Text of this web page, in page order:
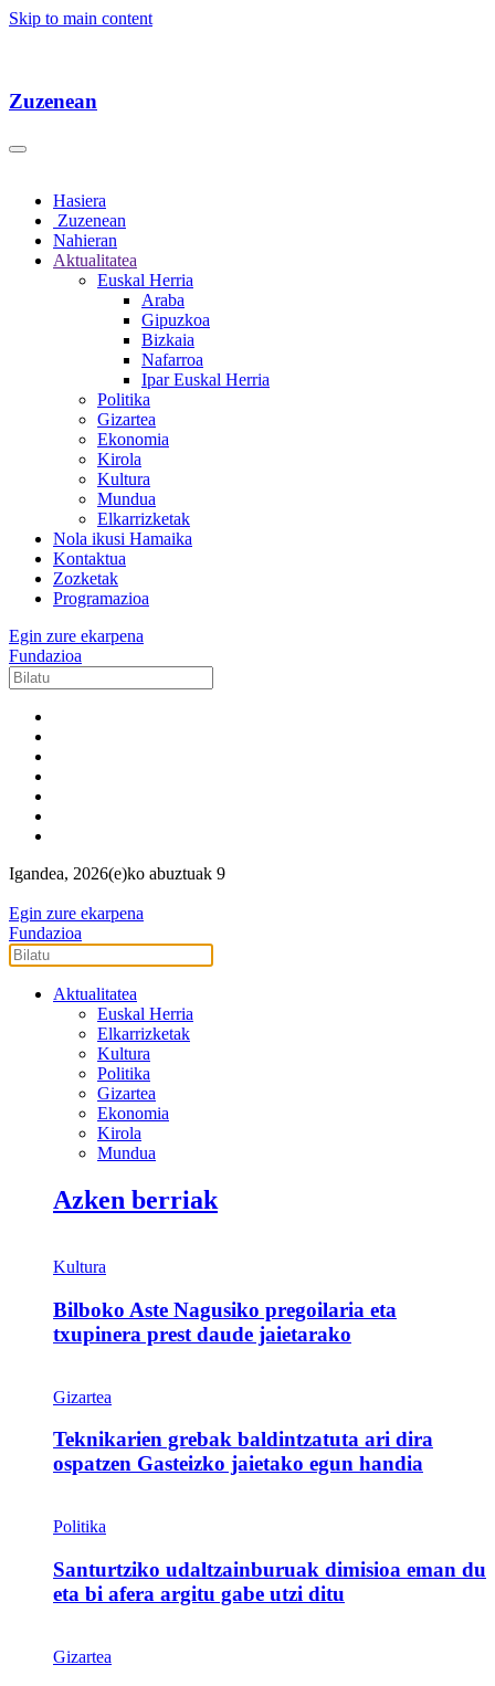
Skip to main content
Zuzenean
Hasiera
Zuzenean
Nahieran
Aktualitatea
Euskal Herria
Araba
Gipuzkoa
Bizkaia
Nafarroa
Ipar Euskal Herria
Politika
Gizartea
Ekonomia
Kirola
Kultura
Mundua
Elkarrizketak
Nola ikusi Hamaika
Kontaktua
Zozketak
Programazioa
Egin zure ekarpena
Fundazioa
Igandea, 2026(e)ko abuztuak 9
Egin zure ekarpena
Fundazioa
Aktualitatea
Euskal Herria
Elkarrizketak
Kultura
Politika
Gizartea
Ekonomia
Kirola
Mundua
Azken berriak
Kultura
Bilboko Aste Nagusiko pregoilaria eta
txupinera prest daude jaietarako
Gizartea
Teknikarien grebak baldintzatuta ari dira
ospatzen Gasteizko jaietako egun handia
Politika
Santurtziko udaltzainburuak dimisioa eman du
eta bi afera argitu gabe utzi ditu
Gizartea